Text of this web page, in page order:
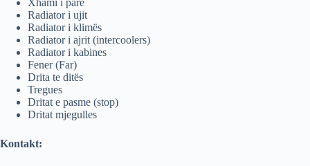
Xhami i parë
Radiator i ujit
Radiator i klimës
Radiator i ajrit (intercoolers)
Radiator i kabines
Fener (Far)
Drita te ditës
Tregues
Dritat e pasme (stop)
Dritat mjegulles
Kontakt: